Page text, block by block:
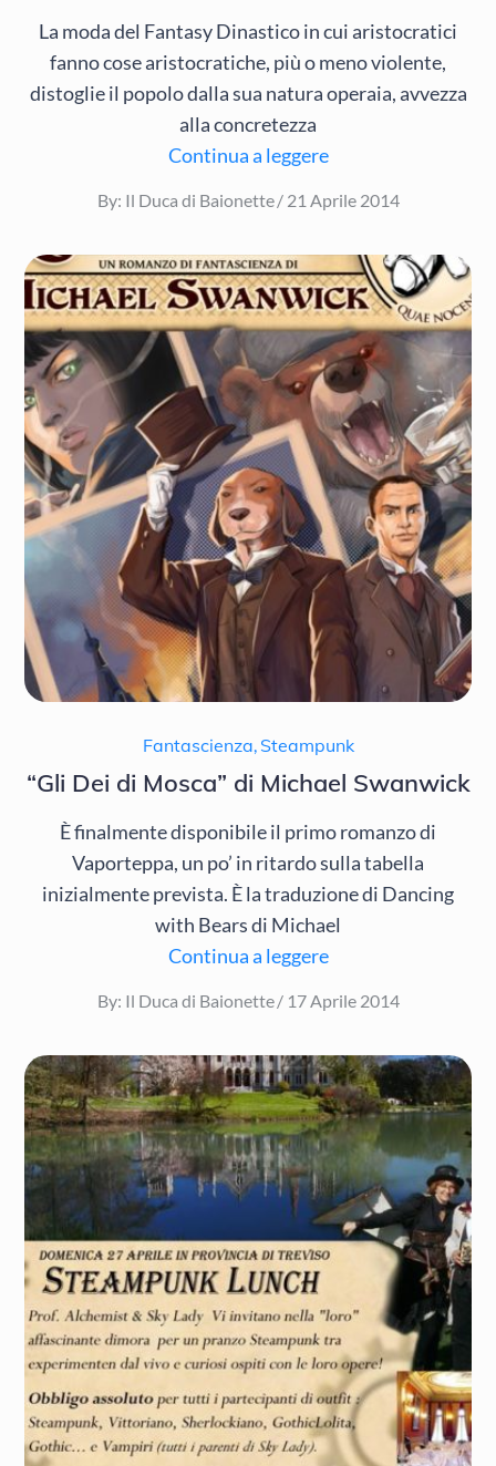
La moda del Fantasy Dinastico in cui aristocratici
fanno cose aristocratiche, più o meno violente,
distoglie il popolo dalla sua natura operaia, avvezza
alla concretezza
Continua a leggere
By: Il Duca di Baionette
Posted
21 Aprile 2014
Fantascienza Steampunk
“Gli Dei di Mosca” di Michael Swanwick
È finalmente disponibile il primo romanzo di
Vaporteppa, un po’ in ritardo sulla tabella
inizialmente prevista. È la traduzione di Dancing
with Bears di Michael
Continua a leggere
By: Il Duca di Baionette
Posted
17 Aprile 2014